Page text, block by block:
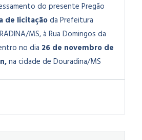
do presente Pregão
de licitaçãoda Prefeitura
MS, à Rua Domingos da
no dia 26 de novembro de
na cidade de Douradina/MS